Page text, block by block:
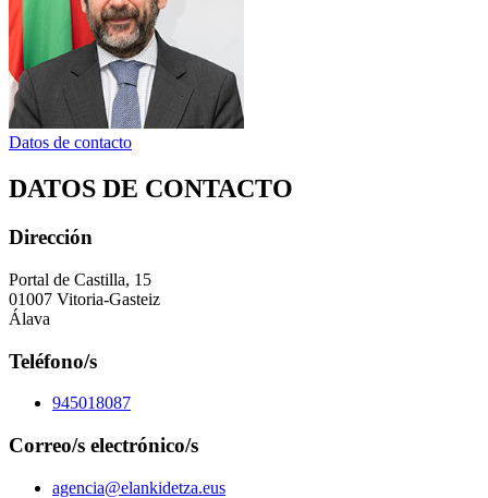
Datos de contacto
DATOS DE CONTACTO
Dirección
Portal de Castilla, 15
01007 Vitoria-Gasteiz
Álava
Teléfono/s
945018087
Correo/s electrónico/s
agencia@elankidetza.eus